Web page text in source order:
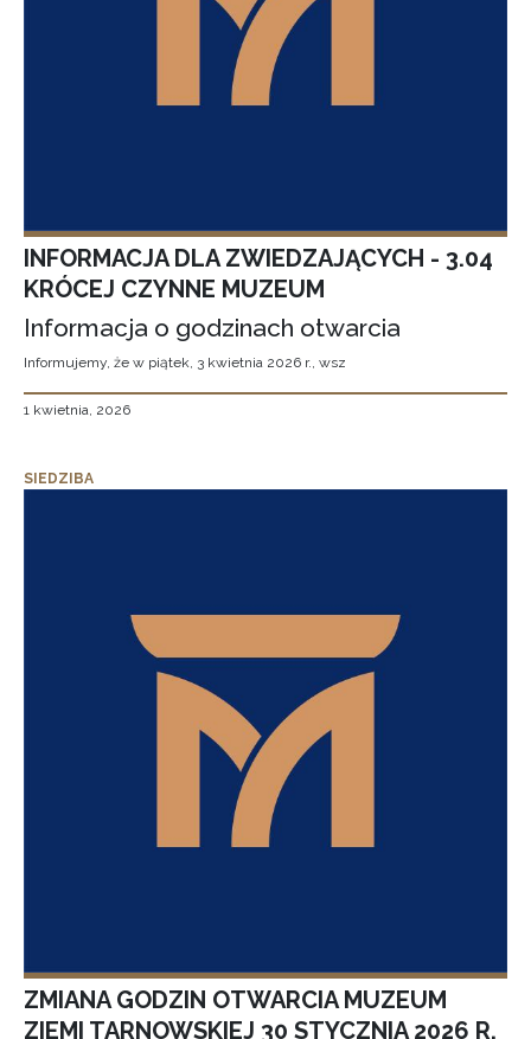
INFORMACJA DLA ZWIEDZAJĄCYCH - 3.04
KRÓCEJ CZYNNE MUZEUM
Informacja o godzinach otwarcia
Informujemy, że w piątek, 3 kwietnia 2026 r., wsz
1 kwietnia, 2026
SIEDZIBA
ZMIANA GODZIN OTWARCIA MUZEUM
ZIEMI TARNOWSKIEJ 30 STYCZNIA 2026 R.